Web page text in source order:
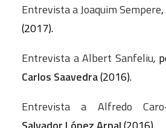
Entrevista a Joaquim Sempere
(2017).
Entrevista a Albert Sanfeliu,
Carlos Saavedra(2016).
Entrevista a Alfredo Caro-